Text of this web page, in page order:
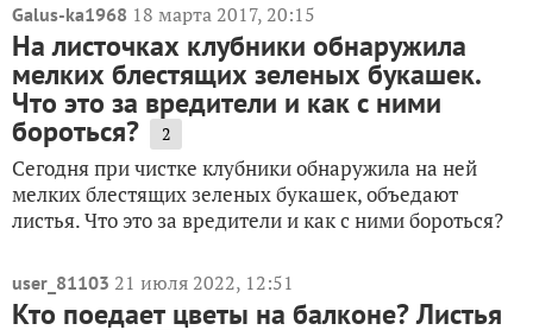
Galus-ka1968 18 марта 2017, 20:15
На листочках клубники обнаружила
мелких блестящих зеленых букашек.
Что это за вредители и как с ними
бороться? 2
Сегодня при чистке клубники обнаружила на ней
мелких блестящих зеленых букашек, объедают
листья. Что это за вредители и как с ними бороться?
user_81103 21 июля 2022, 12:51
Кто поедает цветы на балконе? Листья